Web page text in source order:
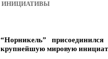
ИНИЦИАТИВЫ
“Норникель”
крупнейшую мировую